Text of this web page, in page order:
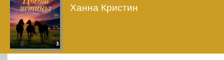
Ханна Кристин